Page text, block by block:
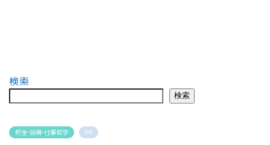
検索
検索
貯金•投資•仕事哲学 PR